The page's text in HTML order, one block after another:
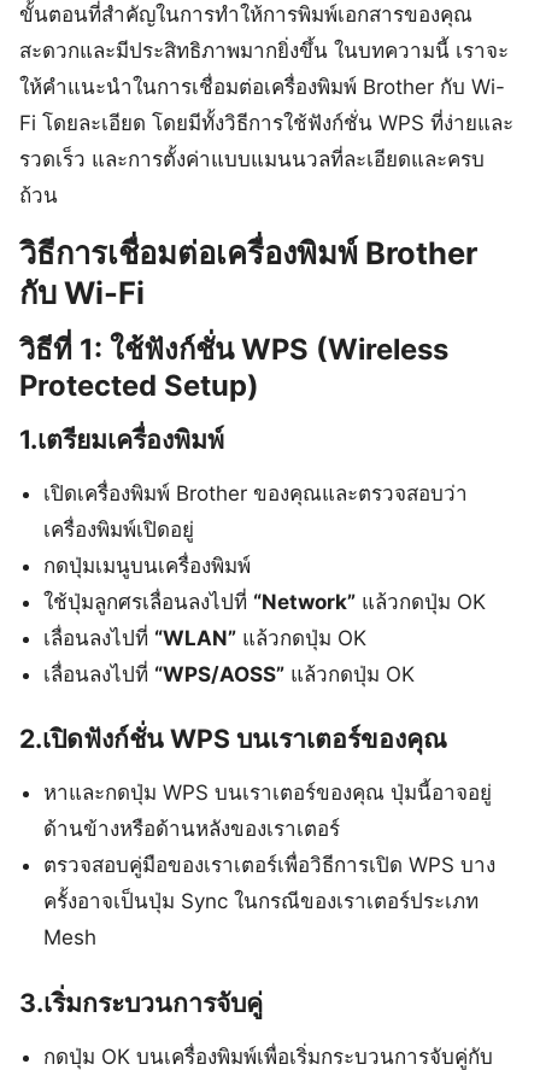
ขั้นตอนที่สำคัญในการทำให้การพิมพ์เอกสารของคุณ
สะดวกและมีประสิทธิภาพมากยิ่งขึ้น ในบทความนี้ เราจะ
ให้คำแนะนำในการเชื่อมต่อเครื่องพิมพ์ Brother กับ Wi-
Fi โดยละเอียด โดยมีทั้งวิธีการใช้ฟังก์ชั่น WPS ที่ง่ายและ
รวดเร็ว และการตั้งค่าแบบแมนนวลที่ละเอียดและครบ
ถ้วน
วิธีการเชื่อมต่อเครื่องพิมพ์ Brother
กับ Wi-Fi
วิธีที่ 1: ใช้ฟังก์ชั่น WPS (Wireless
Protected Setup)
1.เตรียมเครื่องพิมพ์
เปิดเครื่องพิมพ์ Brother ของคุณและตรวจสอบว่า
เครื่องพิมพ์เปิดอยู่
กดปุ่มเมนูบนเครื่องพิมพ์
ใช้ปุ่มลูกศรเลื่อนลงไปที่ “Network” แล้วกดปุ่ม OK
เลื่อนลงไปที่ “WLAN” แล้วกดปุ่ม OK
เลื่อนลงไปที่ “WPS/AOSS” แล้วกดปุ่ม OK
2.เปิดฟังก์ชั่น WPS บนเราเตอร์ของคุณ
หาและกดปุ่ม WPS บนเราเตอร์ของคุณ ปุ่มนี้อาจอยู่
ด้านข้างหรือด้านหลังของเราเตอร์
ตรวจสอบคู่มือของเราเตอร์เพื่อวิธีการเปิด WPS บาง
ครั้งอาจเป็นปุ่ม Sync ในกรณีของเราเตอร์ประเภท
Mesh
3.เริ่มกระบวนการจับคู่
กดปุ่ม OK บนเครื่องพิมพ์เพื่อเริ่มกระบวนการจับคู่กับ